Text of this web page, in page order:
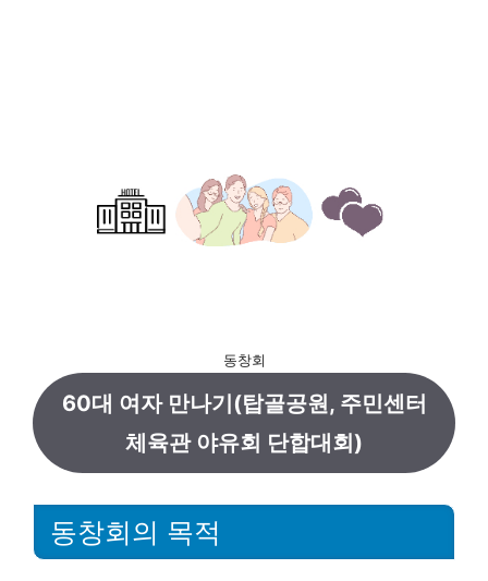
동창회
60대 여자 만나기(탑골공원, 주민센터
체육관 야유회 단합대회)
동창회의 목적